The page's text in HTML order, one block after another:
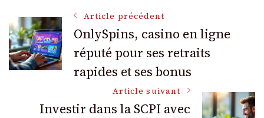
Navigation
des
articles
Article précédent
OnlySpins, casino en ligne
réputé pour ses retraits
rapides et ses bonus
Article suivant
Investir dans la SCPI avec